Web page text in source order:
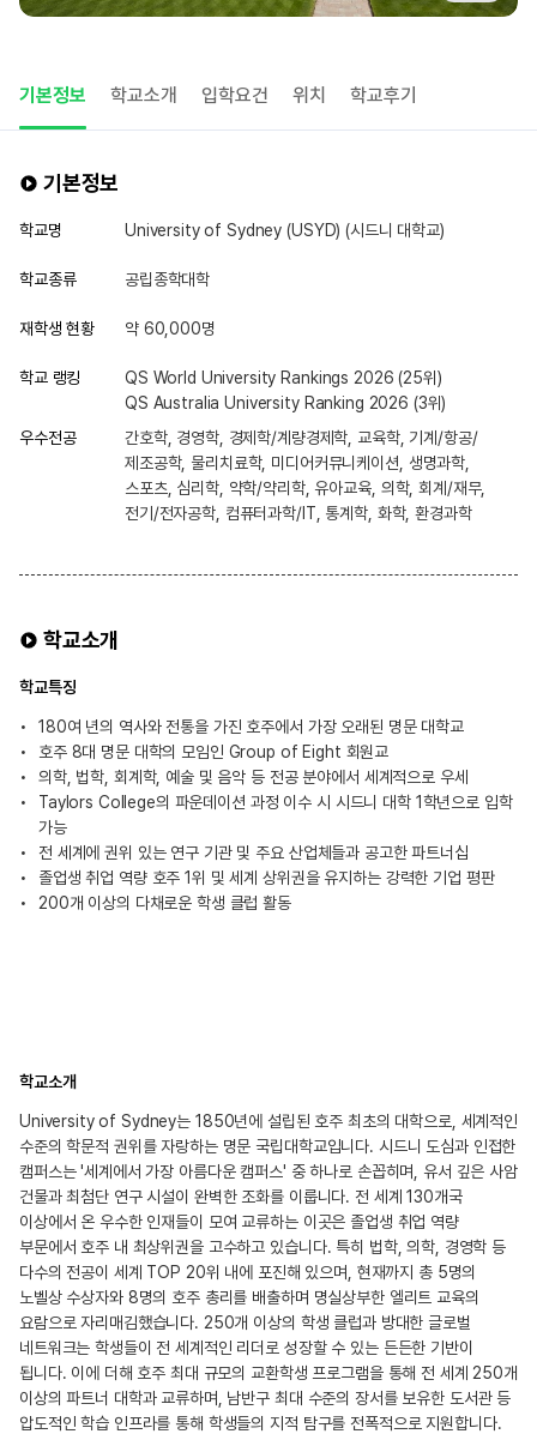
기본정보 학교소개 입학요건 위치 학교후기
기본정보
학교명 University of Sydney (USYD) (시드니 대학교)
학교종류 공립종학대학
재학생 현황 약 60,000명
학교 랭킹
QS World University Rankings 2026 (25위)
QS Australia University Ranking 2026 (3위)
우수전공
간호학, 경영학, 경제학/계량경제학, 교육학, 기계/항공/
제조공학, 물리치료학, 미디어커뮤니케이션, 생명과학,
스포츠, 심리학, 약학/약리학, 유아교육, 의학, 회계/재무,
전기/전자공학, 컴퓨터과학/IT, 통계학, 화학, 환경과학
학교소개
학교특징
180여 년의 역사와 전통을 가진 호주에서 가장 오래된 명문 대학교
호주 8대 명문 대학의 모임인 Group of Eight 회원교
의학, 법학, 회계학, 예술 및 음악 등 전공 분야에서 세계적으로 우세
Taylors College의 파운데이션 과정 이수 시 시드니 대학 1학년으로 입학
가능
전 세계에 권위 있는 연구 기관 및 주요 산업체들과 공고한 파트너십
졸업생 취업 역량 호주 1위 및 세계 상위권을 유지하는 강력한 기업 평판
200개 이상의 다채로운 학생 클럽 활동
학교소개
University of Sydney는 1850년에 설립된 호주 최초의 대학으로, 세계적인
수준의 학문적 권위를 자랑하는 명문 국립대학교입니다. 시드니 도심과 인접한
캠퍼스는 '세계에서 가장 아름다운 캠퍼스' 중 하나로 손꼽히며, 유서 깊은 사암
건물과 최첨단 연구 시설이 완벽한 조화를 이룹니다. 전 세계 130개국
이상에서 온 우수한 인재들이 모여 교류하는 이곳은 졸업생 취업 역량
부문에서 호주 내 최상위권을 고수하고 있습니다. 특히 법학, 의학, 경영학 등
다수의 전공이 세계 TOP 20위 내에 포진해 있으며, 현재까지 총 5명의
노벨상 수상자와 8명의 호주 총리를 배출하며 명실상부한 엘리트 교육의
요람으로 자리매김했습니다. 250개 이상의 학생 클럽과 방대한 글로벌
네트워크는 학생들이 전 세계적인 리더로 성장할 수 있는 든든한 기반이
됩니다. 이에 더해 호주 최대 규모의 교환학생 프로그램을 통해 전 세계 250개
이상의 파트너 대학과 교류하며, 남반구 최대 수준의 장서를 보유한 도서관 등
압도적인 학습 인프라를 통해 학생들의 지적 탐구를 전폭적으로 지원합니다.